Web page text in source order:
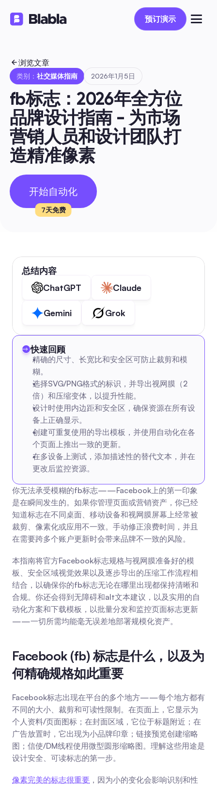
预订演示
预订演示
浏览文章
类别： 社交媒体指南 2026年1月5日
fb标志：2026年全方位
品牌设计指南 - 为市场
营销人员和设计团队打
造精准像素
开始自动化
7天免费
总结内容
ChatGPT
Claude
Gemini Grok
快速回顾
精确的尺寸、长宽比和安全区可防止裁剪和模
糊。
选择SVG/PNG格式的标识，并导出视网膜（2
倍）和压缩变体，以提升性能。
设计时使用内边距和安全区，确保资源在所有设
备上正确显示。
创建可重复使用的导出模板，并使用自动化在各
个页面上推出一致的更新。
在多设备上测试，添加描述性的替代文本，并在
更改后监控资源。
你无法承受模糊的fb标志——Facebook上的第一印象
是在瞬间发生的。如果你管理页面或营销资产，你已经
知道标志在不同桌面、移动设备和视网膜屏幕上经常被
裁剪、像素化或应用不一致。手动修正浪费时间，并且
在需要跨多个账户更新时会带来品牌不一致的风险。
本指南将官方Facebook标志规格与视网膜准备好的模
板、安全区域视觉效果以及逐步导出的压缩工作流程相
结合，以确保你的fb标志无论在哪里出现都保持清晰和
合规。你还会得到无障碍和alt文本建议，以及实用的自
动化方案和下载模板，以批量分发和监控页面标志更新
——一切所需均能毫无误差地部署规模化资产。
Facebook (fb) 标志是什么，以及为
何精确规格如此重要
Facebook标志出现在平台的多个地方——每个地方都有
不同的大小、裁剪和可读性限制。在页面上，它显示为
个人资料/页面图标；在封面区域，它位于标题附近；在
广告放置时，它出现为小品牌印章；链接预览创建缩略
图；信使/DM线程使用微型圆形缩略图。理解这些用途是
设计安全、可读标志的第一步。
像素完美的标志很重要 ，因为小的变化会影响识别和性